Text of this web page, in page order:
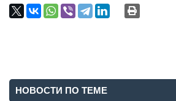
НОВОСТИ ПО ТЕМЕ